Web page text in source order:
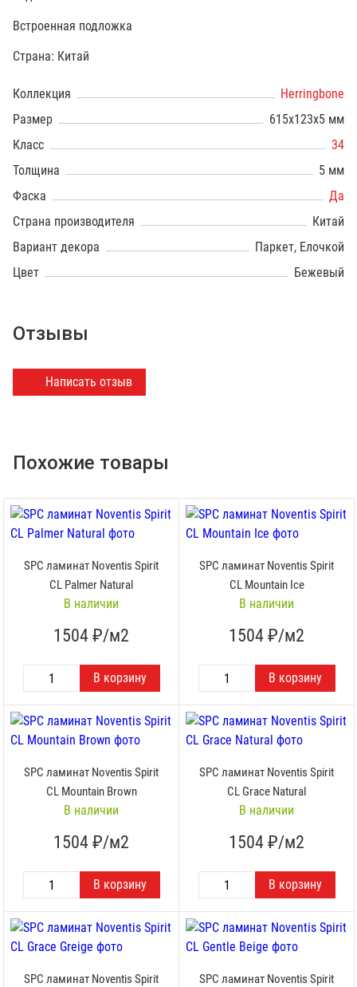
Встроенная подложка
Страна: Китай
Коллекция
Herringbone
Размер
615х123х5 мм
Класс
34
Толщина
5 мм
Фаска
Да
Страна производителя
Китай
Вариант декора
Паркет, Елочкой
Цвет
Бежевый
Отзывы
Написать отзыв
Похожие товары
SPC ламинат Noventis Spirit
CL Palmer Natural
В наличии
1504 ₽/м2
SPC ламинат Noventis Spirit
CL Mountain Ice
В наличии
1504 ₽/м2
SPC ламинат Noventis Spirit
CL Mountain Brown
В наличии
1504 ₽/м2
SPC ламинат Noventis Spirit
CL Grace Natural
В наличии
1504 ₽/м2
SPC ламинат Noventis Spirit
SPC ламинат Noventis Spirit